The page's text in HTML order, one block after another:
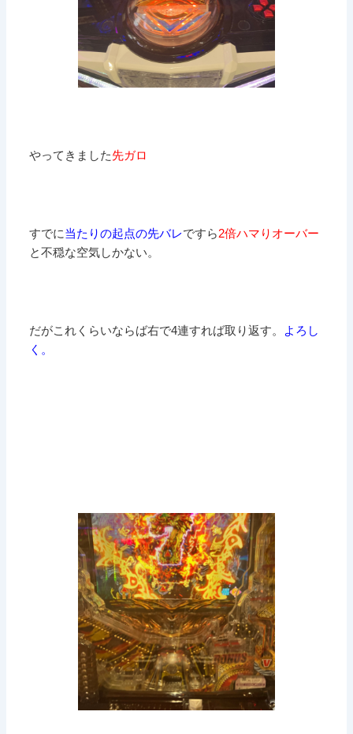
やってきました先ガロ
すでに当たりの起点の先バレですら2倍ハマりオーバー
と不穏な空気しかない。
だがこれくらいならば右で4連すれば取り返す。 よろし
く。